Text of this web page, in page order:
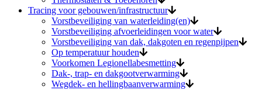
Tracing voor gebouwen/infrastructuur
Vorstbeveiliging van waterleiding(en)
Vorstbeveiliging afvoerleidingen voor water
Vorstbeveiliging van dak, dakgoten en regenpijpen
Op temperatuur houden
Voorkomen Legionellabesmetting
Dak-, trap- en dakgootverwarming
Wegdek- en hellingbaanverwarming